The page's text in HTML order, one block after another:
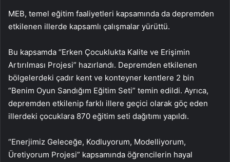
MEB, temel eğitim faaliyetleri kapsamında da depremden
etkilenen illerde kapsamlı çalışmalar yürüttü.
Bu kapsamda “Erken Çocuklukta Kalite ve Erişimin
Artırılması Projesi” hazırlandı. Depremden etkilenen
bölgelerdeki çadır kent ve konteyner kentlere 2 bin
“Benim Oyun Sandığım Eğitim Seti” temin edildi. Ayrıca,
depremden etkilenip farklı illere geçici olarak göç eden
illerdeki çocuklara 870 eğitim seti dağıtımı yapıldı.
“Enerjimiz Geleceğe, Kodluyorum, Modelliyorum,
Üretiyorum Projesi” kapsamında öğrencilerin hayal